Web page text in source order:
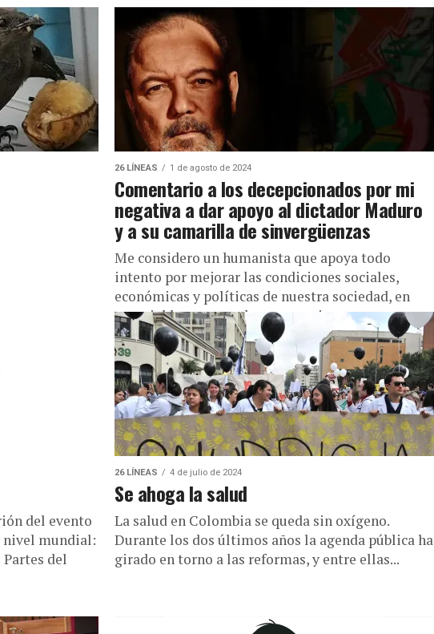
26 LÍNEAS 1 de agosto de 2024
Comentario a los decepcionados por mi
negativa a dar apoyo al dictador Maduro
y a su camarilla de sinvergüenzas
Me considero un humanista que apoya todo
intento por mejorar las condiciones sociales,
económicas y políticas de nuestra sociedad, en
especial las que ayudan a corregir...
del evento
nivel mundial:
del
26 LÍNEAS 4 de julio de 2024
Se ahoga la salud
La salud en Colombia se queda sin oxígeno.
Durante los dos últimos años la agenda pública ha
girado en torno a las reformas, y entre ellas...